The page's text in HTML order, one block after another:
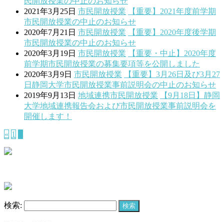
2021年3月25日 市民開放授業
【重要】2021年度前学期
市民開放授業の中止のお知らせ
2020年7月21日 市民開放授業
【重要】2020年度後学期
市民開放授業の中止のお知らせ
2020年3月19日 市民開放授業
【重要・中止】2020年度
前学期市民開放授業の募集要項等を公開しました
2020年3月9日 市民開放授業
【重要】3月26日及び3月27
日静岡大学市民開放授業事前説明会の中止のお知らせ
2019年9月13日 地域連携市民開放授業
【9月18日】静岡
大学地域連携報告会および市民開放授業事前説明会を
開催します！
« 1
検索: